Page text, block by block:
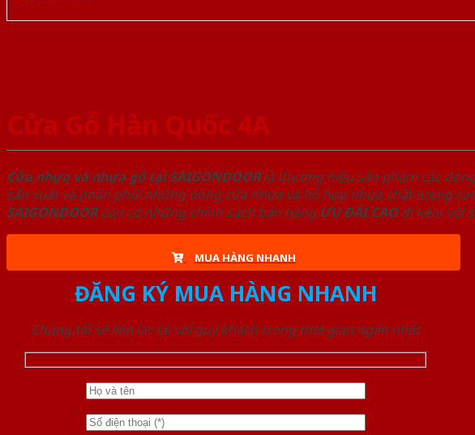
Cửa Gỗ Hàn Quốc 4A
Cửa nhựa và nhựa gỗ tại SAIGONDOORlà thương hiệu sản phẩm các
sản xuất và phân phối những dòng cửa nhựa và hỗ hợp nhựa chất lượng
SAIGONDOORcòn có những chính sách bán hàng ƯU ĐÃI CAOđi kèm với
MUA HÀNG NHANH
ĐĂNG KÝ MUA HÀNG NHANH
Chúng tôi sẽ liên lạc lại với quý khách trong thời gian ngắn nhất